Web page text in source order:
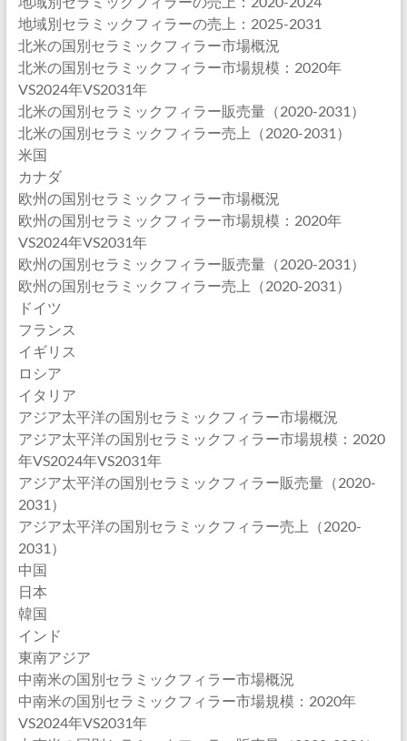
地域別セラミックフィラーの売上：2025-2031
北米の国別セラミックフィラー市場概況
北米の国別セラミックフィラー市場規模：2020年
VS2024年VS2031年
北米の国別セラミックフィラー販売量（2020-2031）
北米の国別セラミックフィラー売上（2020-2031）
米国
カナダ
欧州の国別セラミックフィラー市場概況
欧州の国別セラミックフィラー市場規模：2020年
VS2024年VS2031年
欧州の国別セラミックフィラー販売量（2020-2031）
欧州の国別セラミックフィラー売上（2020-2031）
ドイツ
フランス
イギリス
ロシア
イタリア
アジア太平洋の国別セラミックフィラー市場概況
アジア太平洋の国別セラミックフィラー市場規模：2020
年VS2024年VS2031年
アジア太平洋の国別セラミックフィラー販売量（2020-
2031）
アジア太平洋の国別セラミックフィラー売上（2020-
2031）
中国
日本
韓国
インド
東南アジア
中南米の国別セラミックフィラー市場概況
中南米の国別セラミックフィラー市場規模：2020年
VS2024年VS2031年